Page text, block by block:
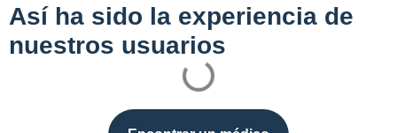
Así ha sido la experiencia de
nuestros usuarios